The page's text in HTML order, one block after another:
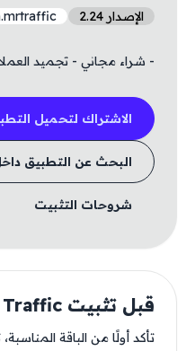
الإصدار 2.24
- شراء مجاني - تجميد
الاشتراك لتحميل
البحث عن التطبيق
شروحات التثبيت
قبل تثبيت Mr. Traffic
تأكد أولًا من الباقة